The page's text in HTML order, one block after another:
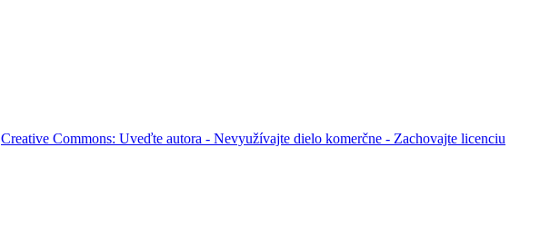
Creative Commons: Uveďte autora - Nevyužívajte dielo komerčne - Zachovajte licenciu